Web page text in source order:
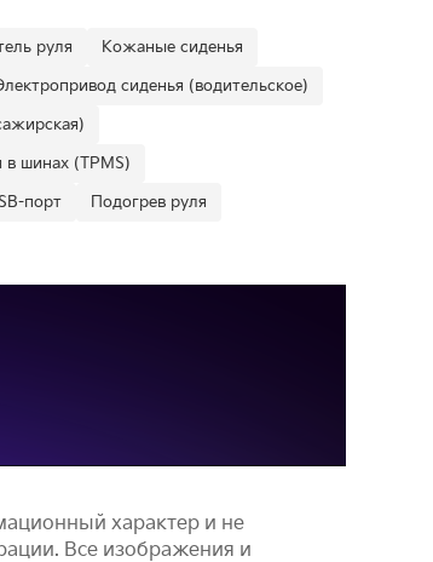
руля
Кожаные сиденья
сиденья (водительское)
в шинах (TPMS)
порт
Подогрев руля
характер и не
Все изображения и